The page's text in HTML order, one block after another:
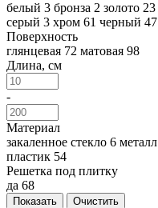
белый 3 бронза 2 золото 23
серый 3 хром 61 черный 47
Поверхность
глянцевая 72 матовая 98
Длина, см
-
Материал
закаленное стекло 6 металл
пластик 54
Решетка под плитку
да 68
Показать Очистить